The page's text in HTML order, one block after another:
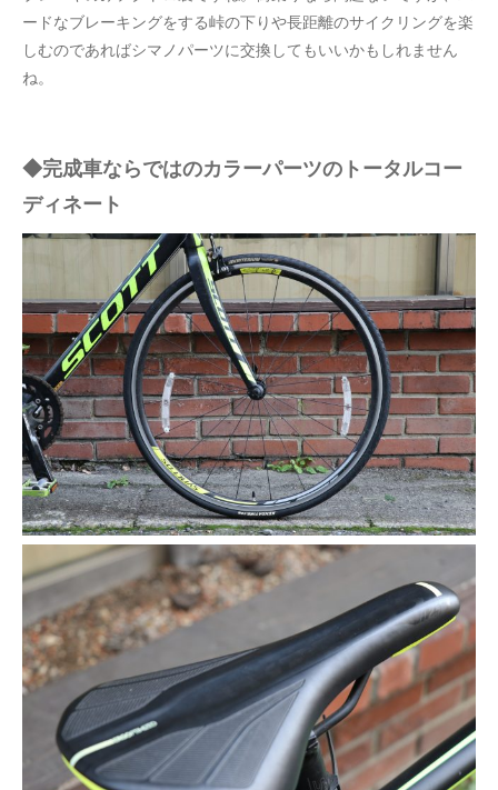
ードなブレーキングをする峠の下りや長距離のサイクリングを楽
しむのであればシマノパーツに交換してもいいかもしれません
ね。
◆完成車ならではのカラーパーツのトータルコー
ディネート